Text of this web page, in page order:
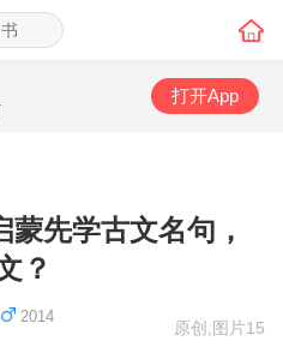
打开App
先学古文名句，
？
2014
原创 图片15